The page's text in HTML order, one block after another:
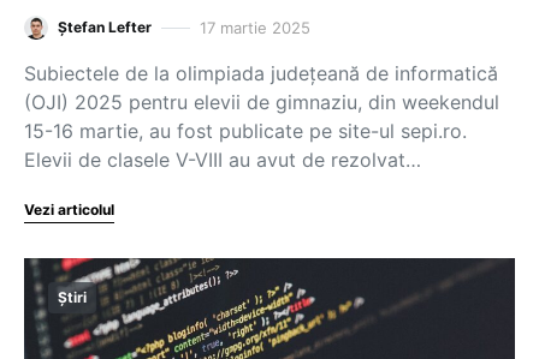
Ștefan Lefter 17 martie 2025
Subiectele de la olimpiada județeană de informatică
(OJI) 2025 pentru elevii de gimnaziu, din weekendul
15-16 martie, au fost publicate pe site-ul sepi.ro.
Elevii de clasele V-VIII au avut de rezolvat…
Vezi articolul
Știri